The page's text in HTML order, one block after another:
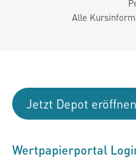
Alle
Jetzt Depot eröffnen
Wertpapierportal